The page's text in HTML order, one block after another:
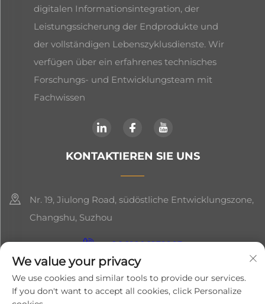
digitalen Informationsintegration, der
Leistungssicherung der Endprodukte und
der vollständigen Lebenszyklusdienste. Wir
verfügen über ein erfahrenes technisches
Forschungs- und Entwicklungsteam mit
Fachwissen
KONTAKTIEREN SIE UNS
Nr. 19, Jiulong Road, südöstliche Entwicklungszone,
Changshu, Suzhou
+86-19906239903
[email protected]
+86-13852981437
We value your privacy
We use cookies and similar tools to provide our services.
If you don't want to accept all cookies, click Personalize